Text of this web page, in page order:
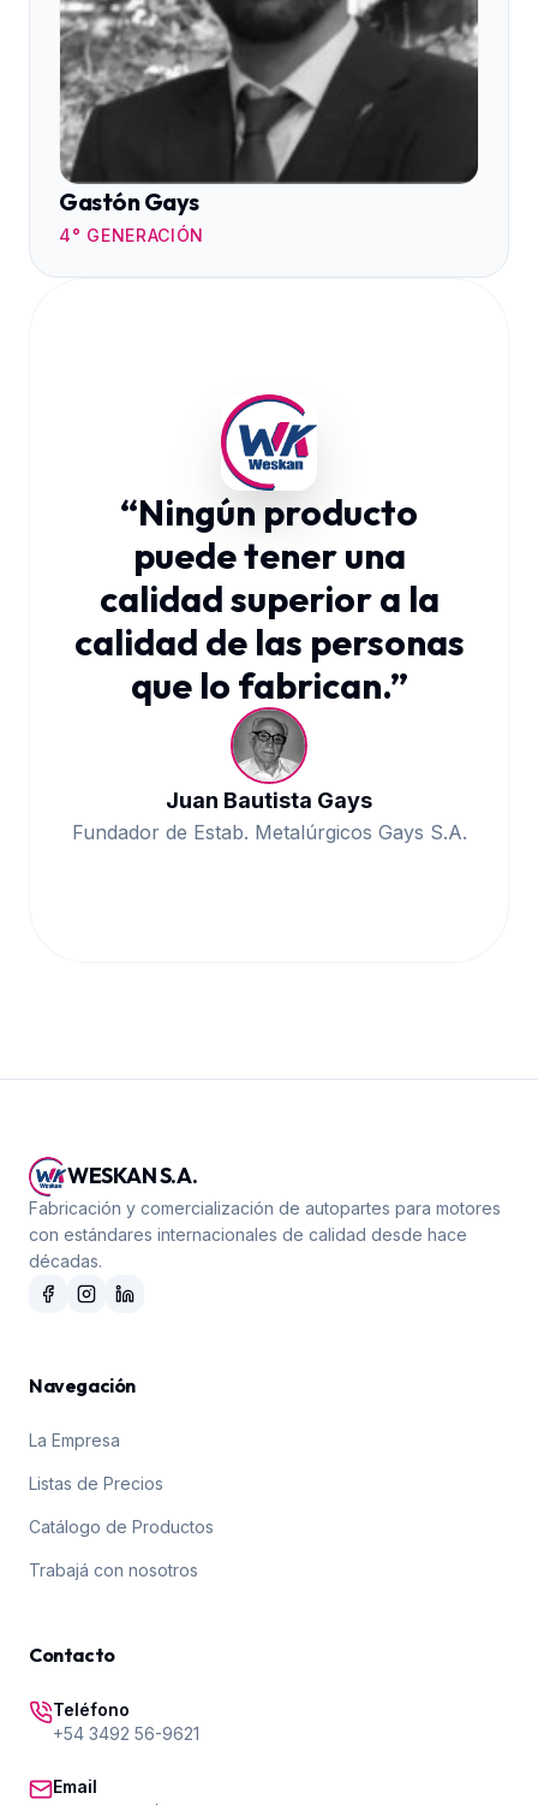
Gastón Gays
4° GENERACIÓN
“Ningún producto
puede tener una
calidad superior a la
calidad de las personas
que lo fabrican.”
Juan Bautista Gays
Fundador de Estab. Metalúrgicos Gays S.A.
WESKAN S.A.
Fabricación y comercialización de autopartes para motores
con estándares internacionales de calidad desde hace
décadas.
Navegación
La Empresa
Listas de Precios
Catálogo de Productos
Trabajá con nosotros
Contacto
Teléfono
+54 3492 56-9621
Email